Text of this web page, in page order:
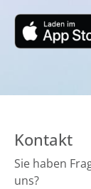
Kontakt
Sie haben
uns?